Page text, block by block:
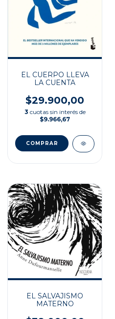
EL CUERPO LLEVA
LA CUENTA
$29.900,00
3 cuotas sin interés de
$9.966,67
EL SALVAJISMO
MATERNO